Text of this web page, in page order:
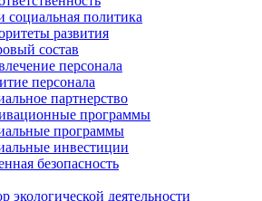
социальная политика
развития
состав
персонала
персонала
партнерство
программы
программы
инвестиции
безопасность
экологической деятельности